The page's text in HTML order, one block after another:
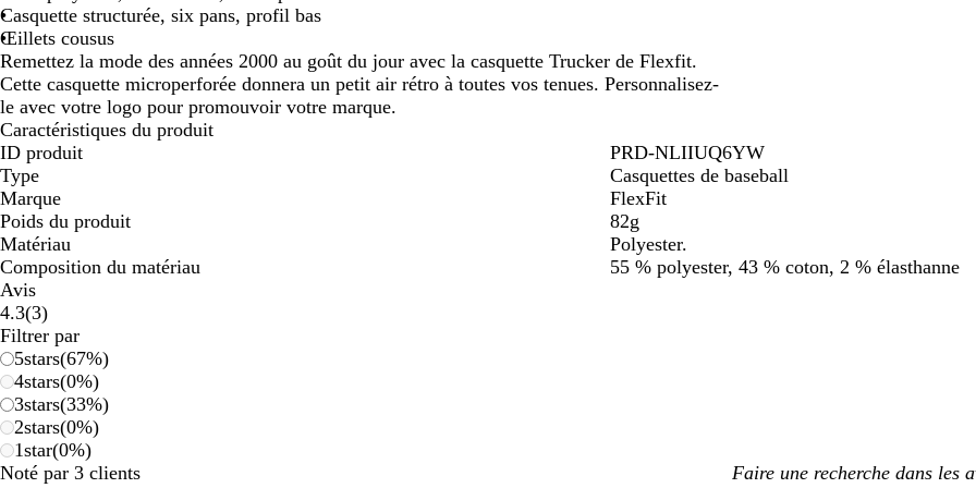
Casquette structurée, six pans, profil bas
Œillets cousus
Remettez la mode des années 2000 au goût du jour avec la casquette Trucker de Flexfit.
Cette casquette microperforée donnera un petit air rétro à toutes vos tenues. Personnalisez-
le avec votre logo pour promouvoir votre marque.
Caractéristiques du produit
ID produit
PRD-NLIIUQ6YW
Type
Casquettes de baseball
Marque
FlexFit
Poids du produit
82g
Matériau
Polyester.
Composition du matériau
55 % polyester, 43 % coton, 2 % élasthanne
Avis
4.3(33
avis
)
Filtrer par
5stars(67%)
4stars(0%)
3stars(33%)
2stars(0%)
1star(0%)
Noté par 3 clients
Mes